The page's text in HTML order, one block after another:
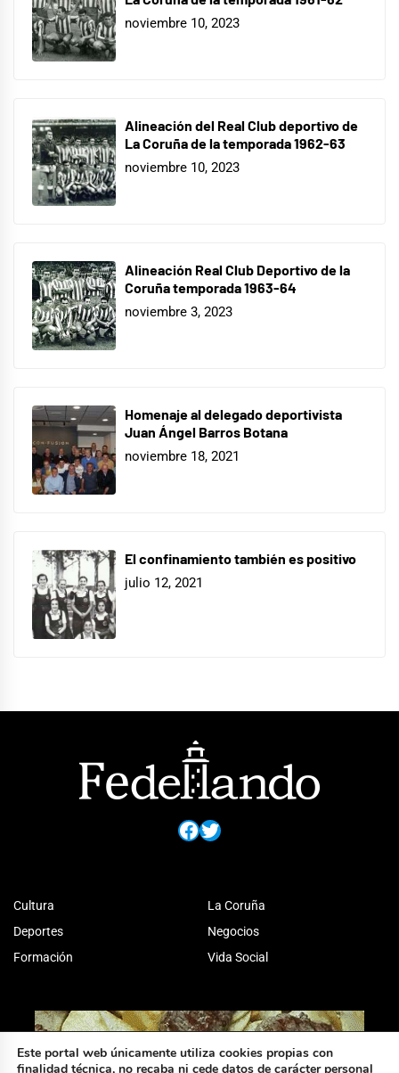
noviembre 10, 2023
Alineación del Real Club deportivo de
La Coruña de la temporada 1962-63
noviembre 10, 2023
Alineación Real Club Deportivo de la
Coruña temporada 1963-64
noviembre 3, 2023
Homenaje al delegado deportivista
Juan Ángel Barros Botana
noviembre 18, 2021
El confinamiento también es positivo
julio 12, 2021
Facebook
Twitter
Cultura
Deportes
Formación
La Coruña
Negocios
Vida Social
Este portal web únicamente utiliza cookies propias con
finalidad técnica, no recaba ni cede datos de carácter personal